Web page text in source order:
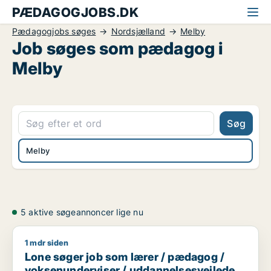
PÆDAGOGJOBS.DK
Pædagogjobs søges Nordsjælland Melby
Job søges som pædagog i
Melby
Søg
Melby
5 aktive søgeannoncer lige nu
Lone søger job som lærer / pædagog / voksenunderviser /
1 mdr siden
Lone søger job som lærer / pædagog /